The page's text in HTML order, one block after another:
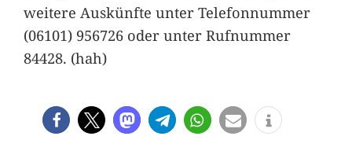
weitere Auskünfte unter Telefonnummer
(06101) 956726 oder unter Rufnummer
84428. (hah)